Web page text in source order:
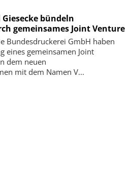
bündeln
gemeinsames Joint Venture
Bundesdruckerei GmbH haben
eines gemeinsamen Joint
dem neuen
mit dem Namen V...